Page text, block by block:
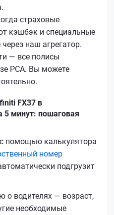
страховые
кэшбэк и специальные
наш агрегатор.
— все полисы
РСА. Вы можете
FX37 в
5 минут: пошаговая
помощью калькулятора
номер
подгрузит
о водителях — возраст,
необходимые